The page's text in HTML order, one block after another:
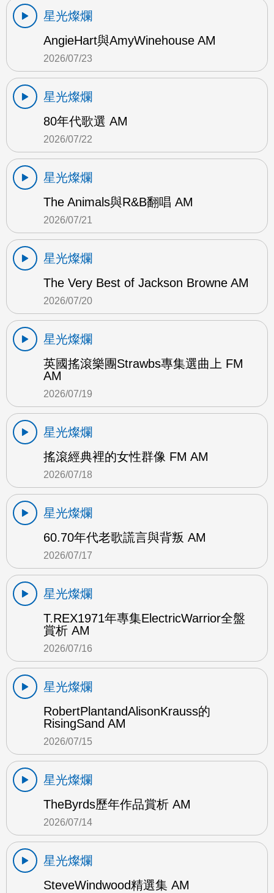
星光燦爛
AngieHart與AmyWinehouse AM
2026/07/23
星光燦爛
80年代歌選 AM
2026/07/22
星光燦爛
The Animals與R&B翻唱 AM
2026/07/21
星光燦爛
The Very Best of Jackson Browne AM
2026/07/20
星光燦爛
英國搖滾樂團Strawbs專集選曲上 FM
AM
2026/07/19
星光燦爛
搖滾經典裡的女性群像 FM AM
2026/07/18
星光燦爛
60.70年代老歌謊言與背叛 AM
2026/07/17
星光燦爛
T.REX1971年專集ElectricWarrior全盤
賞析 AM
2026/07/16
星光燦爛
RobertPlantandAlisonKrauss的
RisingSand AM
2026/07/15
星光燦爛
TheByrds歷年作品賞析 AM
2026/07/14
星光燦爛
SteveWindwood精選集 AM